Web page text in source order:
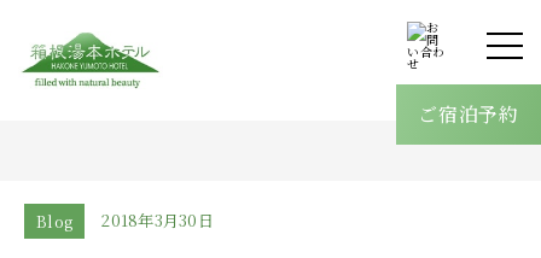
客室
採用情報
ご宿泊予約
Blog 2018年3月30日